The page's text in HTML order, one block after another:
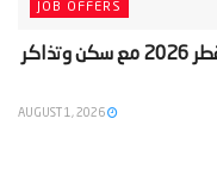
JOB OFFERS
‫تصريح العمل وتأشيرة رسمية لوظيفة نادل بقطر 2026 مع سكن وتذاكر